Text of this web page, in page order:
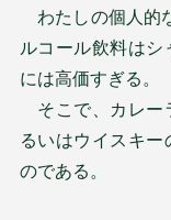
わたしの個人的
ルコール飲料は
には高価すぎる。
そこで、カレー
るいはウイスキ
のである。